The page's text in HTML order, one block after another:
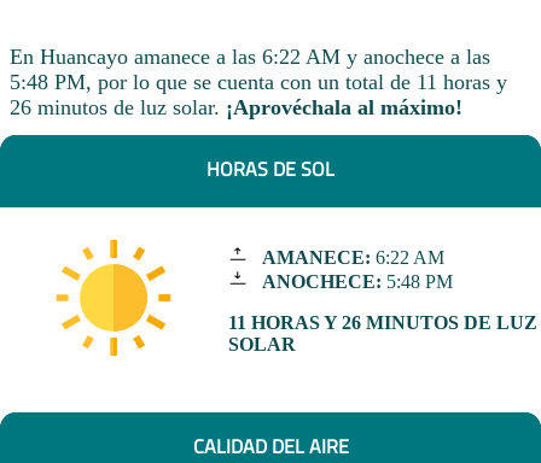
En Huancayo amanece a las 6:22 AM y anochece a las
5:48 PM, por lo que se cuenta con un total de 11 horas y
26 minutos de luz solar. ¡Aprovéchala al máximo!
HORAS DE SOL
AMANECE: 6:22 AM
ANOCHECE: 5:48 PM
11 HORAS Y 26 MINUTOS DE LUZ
SOLAR
CALIDAD DEL AIRE